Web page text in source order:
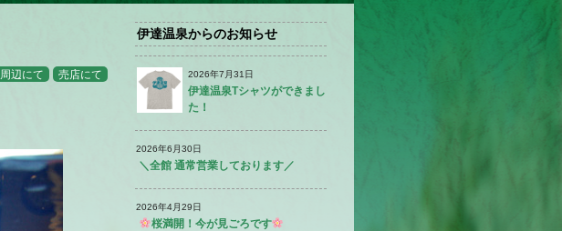
店
に
て
泉
に
て
堂
に
て
辺
に
て
周辺にて 売店にて
伊達温泉からのお知らせ
2026年7月31日
伊達温泉Tシャツができまし
た！
2026年6月30日
＼全館 通常営業しております／
2026年4月29日
桜満開！今が見ごろです